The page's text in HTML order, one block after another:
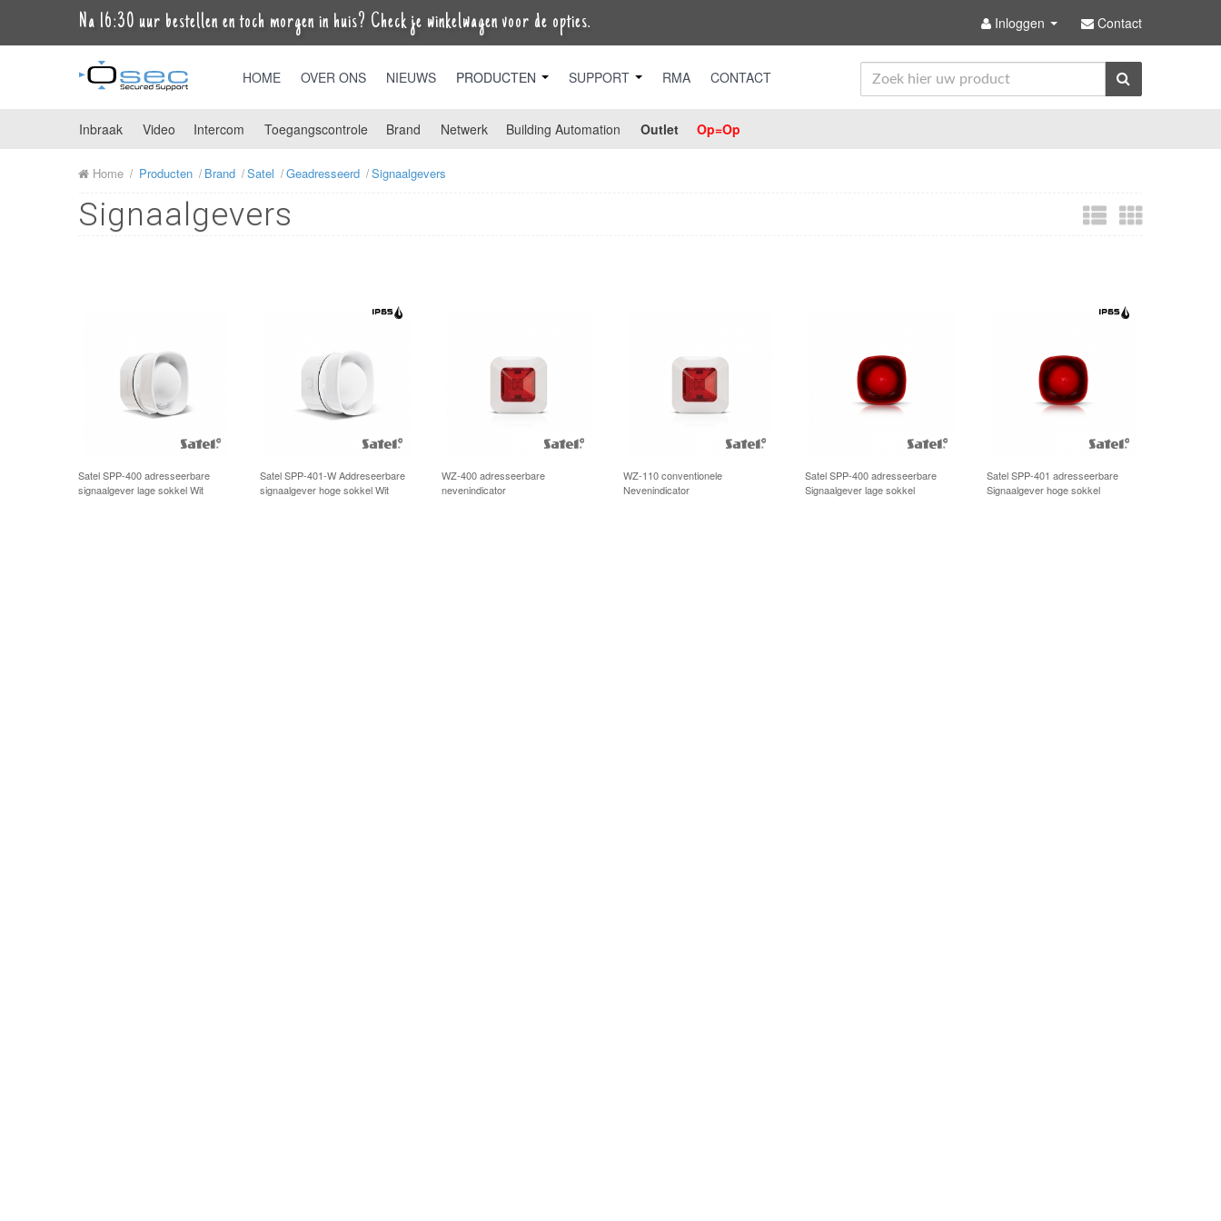
Na 16:30 uur bestellen en toch morgen in huis? Check je winkelwagen voor de opties. Inloggen Contact
HOME OVER ONS NIEUWS PRODUCTEN SUPPORT RMA CONTACT
Inbraak Video Intercom Toegangscontrole Brand Netwerk Building Automation Outlet Op=Op
Home Producten Brand Satel Geadresseerd Signaalgevers
Signaalgevers
Satel SPP-400 adresseerbare
signaalgever lage sokkel Wit
Satel SPP-401-W Addreseerbare
signaalgever hoge sokkel Wit
WZ-400 adresseerbare
nevenindicator
WZ-110 conventionele
Nevenindicator
Satel SPP-400 adresseerbare
Signaalgever lage sokkel
Satel SPP-401 adresseerbare
Signaalgever hoge sokkel